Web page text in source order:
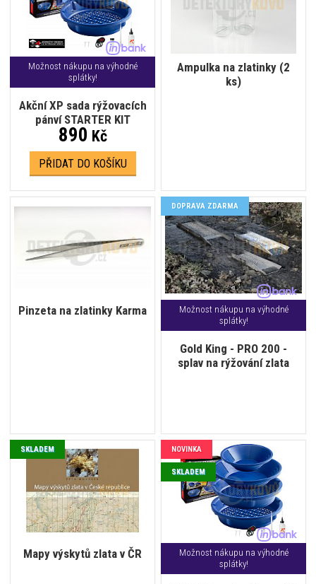
Možnost nákupu na výhodné
splátky!
Akční XP sada rýžovacích
pánví STARTER KIT
890 Kč
PŘIDAT DO KOŠÍKU
Ampulka na zlatinky (2
ks)
Pinzeta na zlatinky Karma
Možnost nákupu na výhodné
splátky!
Gold King - PRO 200 -
splav na rýžování zlata
DOPRAVA ZDARMA
Mapy výskytů zlata v ČR
SKLADEM
Možnost nákupu na výhodné
splátky!
NOVINKA
SKLADEM